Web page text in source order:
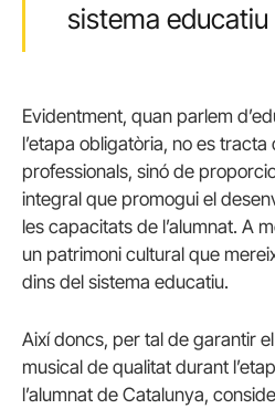
sistema educatiu
Evidentment, quan parlem
l’etapa obligatòria, no es
professionals, sinó de
integral que promogui el
les capacitats de l’alumnat. A
un patrimoni cultural que
dins del sistema educatiu.
Així doncs, per tal de garantir
musical de qualitat durant
l’alumnat de Catalunya,